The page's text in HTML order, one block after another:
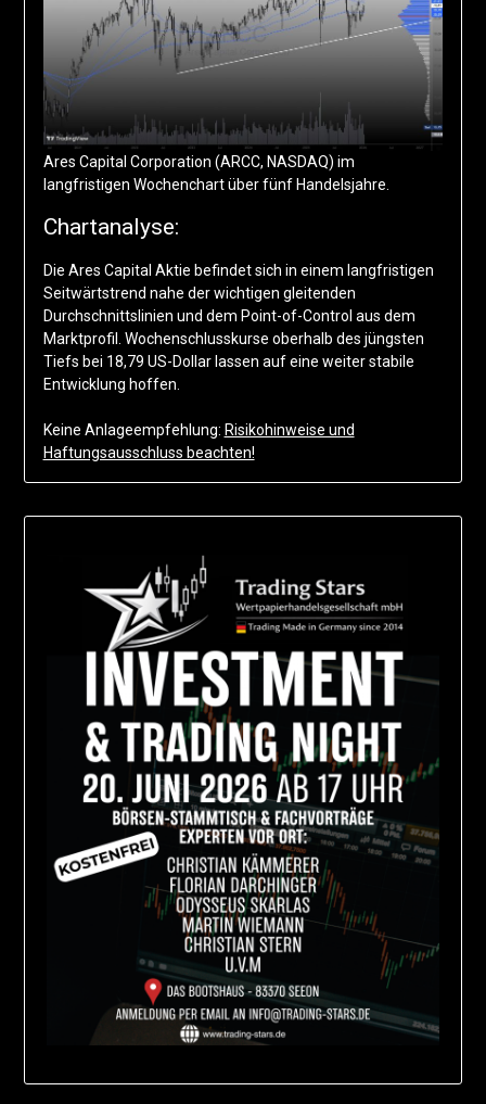
Ares Capital Corporation (ARCC, NASDAQ) im
langfristigen Wochenchart über fünf Handelsjahre.
Chartanalyse:
Die Ares Capital Aktie befindet sich in einem langfristigen
Seitwärtstrend nahe der wichtigen gleitenden
Durchschnittslinien und dem Point-of-Control aus dem
Marktprofil. Wochenschlusskurse oberhalb des jüngsten
Tiefs bei 18,79 US-Dollar lassen auf eine weiter stabile
Entwicklung hoffen.
Keine Anlageempfehlung: Risikohinweise und
Haftungsausschluss beachten!